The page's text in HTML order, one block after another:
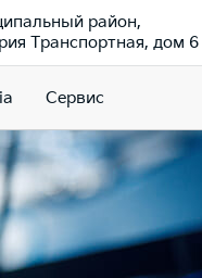
район,
Транспортная, дом 6
Сервис